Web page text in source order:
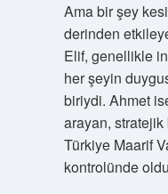
Ama bir şey
derinden
Elif, genellikle
her şeyin
biriydi. Ahmet
arayan,
Türkiye Maarif
kontrolünde